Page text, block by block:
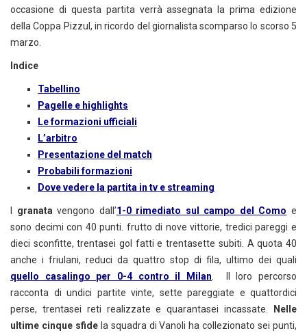
occasione di questa partita verrà assegnata la prima edizione
della Coppa Pizzul, in ricordo del giornalista scomparso lo scorso 5
marzo.
Indice
Tabellino
Pagelle e highlights
Le formazioni ufficiali
L’arbitro
Presentazione del match
Probabili formazioni
Dove vedere la partita in tv e streaming
granatavengono dall’1-0 rimediato sul campo del Como e
sono decimi con 40 punti. frutto di nove vittorie, tredici pareggi e
dieci sconfitte, trentasei gol fatti e trentasette subiti. A quota 40
anche i friulani, reduci da quattro stop di fila, ultimo dei quali
quello casalingo per 0-4 contro il Milan. Il loro percorso
racconta di undici partite vinte, sette pareggiate e quattordici
perse, trentasei reti realizzate e quarantasei incassate.
Nelle
ultime cinque sfidela squadra di Vanoli ha collezionato sei punti,